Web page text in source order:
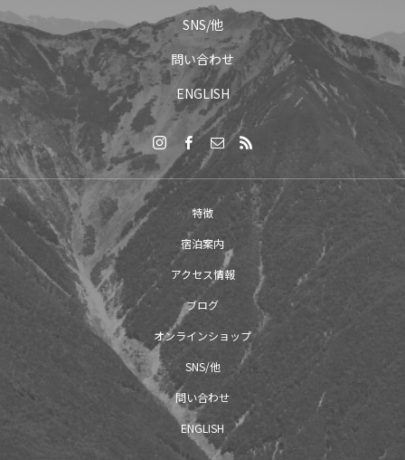
SNS/他
問い合わせ
ENGLISH
特徴
宿泊案内
アクセス情報
ブログ
オンラインショップ
SNS/他
問い合わせ
ENGLISH